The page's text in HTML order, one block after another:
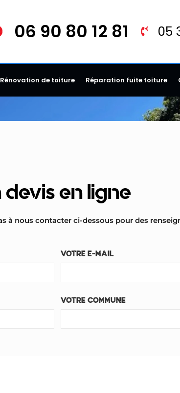
06 90 80 12 81 05
Rénovation de toiture Réparation fuite toiture
en ligne
à nous contacter ci-dessous pour des
VOTRE E-MAIL
VOTRE COMMUNE